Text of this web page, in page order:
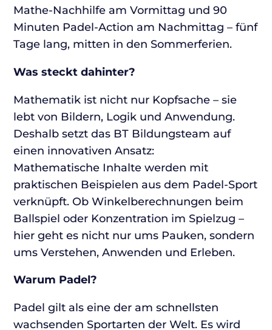
Mathe-Nachhilfe am Vormittag und 90
Minuten Padel-Action am Nachmittag – fünf
Tage lang, mitten in den Sommerferien.
Was steckt dahinter?
Mathematik ist nicht nur Kopfsache – sie
lebt von Bildern, Logik und Anwendung.
Deshalb setzt das BT Bildungsteam auf
einen innovativen Ansatz:
Mathematische Inhalte werden mit
praktischen Beispielen aus dem Padel-Sport
verknüpft. Ob Winkelberechnungen beim
Ballspiel oder Konzentration im Spielzug –
hier geht es nicht nur ums Pauken, sondern
ums Verstehen, Anwenden und Erleben.
Warum Padel?
Padel gilt als eine der am schnellsten
wachsenden Sportarten der Welt. Es wird